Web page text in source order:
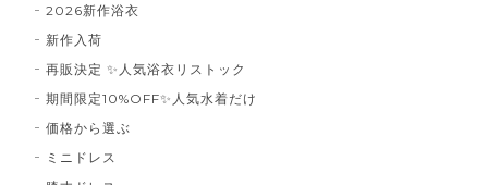
2026新作浴衣
新作入荷
再販決定 ✨人気浴衣リストック
期間限定10%OFF✨人気水着だけ
価格から選ぶ
ミニドレス